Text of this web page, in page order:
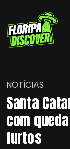
NOTÍCIAS
Santa
com
furtos